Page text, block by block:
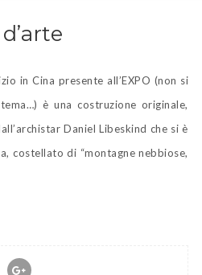
in Cina presente all’EXPO (non si
è una costruzione originale,
Daniel Libeskind che si è
costellato di “montagne nebbiose,